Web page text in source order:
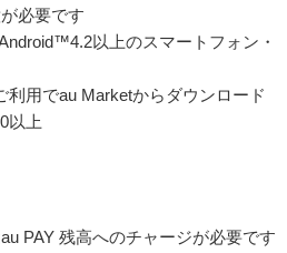
必要です
以上のスマートフォン・
用でau Marketからダウンロード
以上
PAY 残高へのチャージが必要です